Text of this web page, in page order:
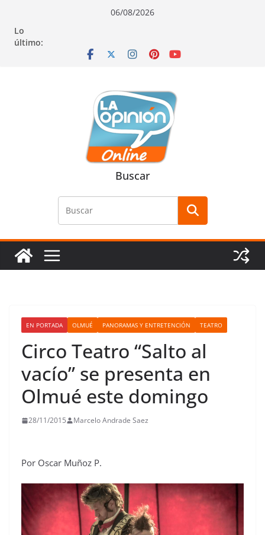
contenido
navegación
contenido
06/08/2026
Lo
último:
Buscar
EN PORTADA OLMUÉ PANORAMAS Y ENTRETENCIÓN TEATRO
Circo Teatro “Salto al
vacío” se presenta en
Olmué este domingo
28/11/2015 Marcelo Andrade Saez
Por Oscar Muñoz P.